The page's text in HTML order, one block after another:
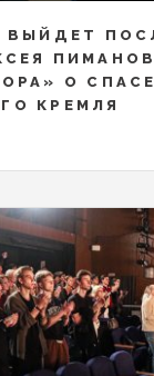
ВЫЙДЕТ
О
КРЕМЛЯ